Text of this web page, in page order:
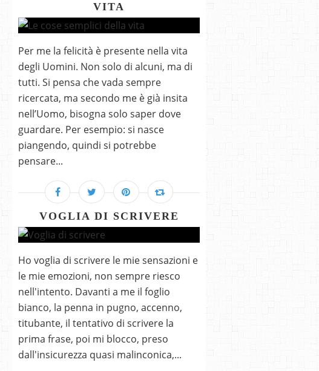
VITA
Per me la felicità è presente nella vita
degli Uomini. Non solo di alcuni, ma di
tutti. Si pensa che vada sempre
ricercata, ma secondo me è già insita
nell’Uomo, bisogna solo saper dove
guardare. Per esempio: si nasce
piangendo, quindi si potrebbe
pensare...
VOGLIA DI SCRIVERE
Ho voglia di scrivere le mie sensazioni e
le mie emozioni, non sempre riesco
nell'intento. Davanti a me il foglio
bianco, la penna in pugno, accenno,
titubante, il tentativo di scrivere la
prima frase, poi mi blocco, preso
dall'insicurezza quasi malinconica,...